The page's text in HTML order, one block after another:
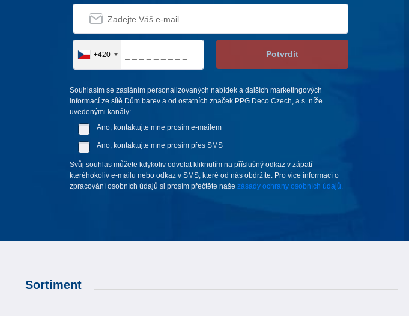
+420 Potvrdit
Souhlasím se zasláním personalizovaných nabídek a dalších marketingových
informací ze sítě Dům barev a od ostatních značek PPG Deco Czech, a.s. níže
uvedenými kanály:
Ano, kontaktujte mne prosím e-mailem
Ano, kontaktujte mne prosím přes SMS
Svůj souhlas můžete kdykoliv odvolat kliknutím na příslušný odkaz v zápatí
kteréhokoliv e-mailu nebo odkaz v SMS, které od nás obdržíte. Pro vice informací o
zpracování osobních údajů si prosím přečtěte naše zásady ochrany osobních údajů.
Sortiment